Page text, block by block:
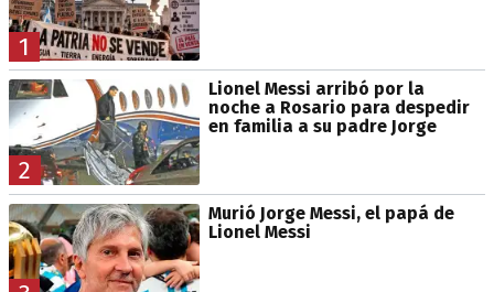
1
2
Lionel Messi arribó por la
noche a Rosario para despedir
en familia a su padre Jorge
Murió Jorge Messi, el papá de
Lionel Messi